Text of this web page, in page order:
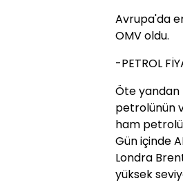
Avrupa'da
OMV oldu.
-PETROL
Öte yandan
petrolünün
ham
Gün içinde
Londra
yüksek